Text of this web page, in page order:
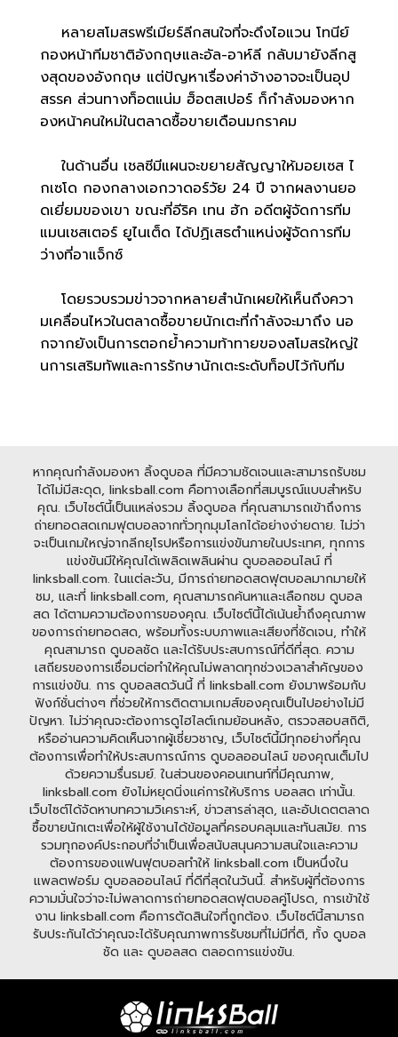
หลายสโมสรพรีเมียร์ลีกสนใจที่จะดึงไอแวน โทนีย์
กองหน้าทีมชาติอังกฤษและอัล-อาห์ลี กลับมายังลีกสู
งสุดของอังกฤษ แต่ปัญหาเรื่องค่าจ้างอาจจะเป็นอุป
สรรค ส่วนทางท็อตแน่ม ฮ็อตสเปอร์ ก็กำลังมองหาก
องหน้าคนใหม่ในตลาดซื้อขายเดือนมกราคม
ในด้านอื่น เชลซีมีแผนจะขยายสัญญาให้มอยเซส ไ
กเซโด กองกลางเอกวาดอร์วัย 24 ปี จากผลงานยอ
ดเยี่ยมของเขา ขณะที่อีริค เทน ฮัก อดีตผู้จัดการทีม
แมนเชสเตอร์ ยูไนเต็ด ได้ปฏิเสธตำแหน่งผู้จัดการทีม
ว่างที่อาแจ็กซ์
โดยรวบรวมข่าวจากหลายสำนักเผยให้เห็นถึงควา
มเคลื่อนไหวในตลาดซื้อขายนักเตะที่กำลังจะมาถึง นอ
กจากยังเป็นการตอกย้ำความท้าทายของสโมสรใหญ่ใ
นการเสริมทัพและการรักษานักเตะระดับท็อปไว้กับทีม
หากคุณกำลังมองหา ลิ้งดูบอล ที่มีความชัดเจนและสามารถรับชม
ได้ไม่มีสะดุด, linksball.com คือทางเลือกที่สมบูรณ์แบบสำหรับ
คุณ. เว็บไซต์นี้เป็นแหล่งรวม ลิ้งดูบอล ที่คุณสามารถเข้าถึงการ
ถ่ายทอดสดเกมฟุตบอลจากทั่วทุกมุมโลกได้อย่างง่ายดาย. ไม่ว่า
จะเป็นเกมใหญ่จากลีกยุโรปหรือการแข่งขันภายในประเทศ, ทุกการ
แข่งขันมีให้คุณได้เพลิดเพลินผ่าน ดูบอลออนไลน์ ที่
linksball.com. ในแต่ละวัน, มีการถ่ายทอดสดฟุตบอลมากมายให้
ชม, และที่ linksball.com, คุณสามารถค้นหาและเลือกชม ดูบอล
สด ได้ตามความต้องการของคุณ. เว็บไซต์นี้ได้เน้นย้ำถึงคุณภาพ
ของการถ่ายทอดสด, พร้อมทั้งระบบภาพและเสียงที่ชัดเจน, ทำให้
คุณสามารถ ดูบอลชัด และได้รับประสบการณ์ที่ดีที่สุด. ความ
เสถียรของการเชื่อมต่อทำให้คุณไม่พลาดทุกช่วงเวลาสำคัญของ
การแข่งขัน. การ ดูบอลสดวันนี้ ที่ linksball.com ยังมาพร้อมกับ
ฟังก์ชั่นต่างๆ ที่ช่วยให้การติดตามเกมส์ของคุณเป็นไปอย่างไม่มี
ปัญหา. ไม่ว่าคุณจะต้องการดูไฮไลต์เกมย้อนหลัง, ตรวจสอบสถิติ,
หรืออ่านความคิดเห็นจากผู้เชี่ยวชาญ, เว็บไซต์นี้มีทุกอย่างที่คุณ
ต้องการเพื่อทำให้ประสบการณ์การ ดูบอลออนไลน์ ของคุณเต็มไป
ด้วยความรื่นรมย์. ในส่วนของคอนเทนท์ที่มีคุณภาพ,
linksball.com ยังไม่หยุดนิ่งแค่การให้บริการ บอลสด เท่านั้น.
เว็บไซต์ได้จัดหาบทความวิเคราะห์, ข่าวสารล่าสุด, และอัปเดตตลาด
ซื้อขายนักเตะเพื่อให้ผู้ใช้งานได้ข้อมูลที่ครอบคลุมและทันสมัย. การ
รวมทุกองค์ประกอบที่จำเป็นเพื่อสนับสนุนความสนใจและความ
ต้องการของแฟนฟุตบอลทำให้ linksball.com เป็นหนึ่งใน
แพลตฟอร์ม ดูบอลออนไลน์ ที่ดีที่สุดในวันนี้. สำหรับผู้ที่ต้องการ
ความมั่นใจว่าจะไม่พลาดการถ่ายทอดสดฟุตบอลคู่โปรด, การเข้าใช้
งาน linksball.com คือการตัดสินใจที่ถูกต้อง. เว็บไซต์นี้สามารถ
รับประกันได้ว่าคุณจะได้รับคุณภาพการรับชมที่ไม่มีที่ติ, ทั้ง ดูบอล
ชัด และ ดูบอลสด ตลอดการแข่งขัน.